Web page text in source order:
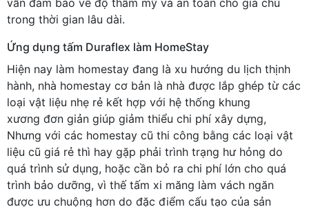
trong thời gian lâu dài.
Ứng dụng tấm Duraflex làm HomeStay
Hiện nay làm homestay đang là xu hướng du lịch thịnh
hành, nhà homestay cơ bản là nhà được lắp ghép từ các
loại vật liệu nhẹ rẻ kết hợp với hệ thống khung
xương đơn giản giúp giảm thiểu chi phí xây dựng,
Nhưng với các homestay cũ thi công bằng các loại vật
liệu cũ giá rẻ thì hay gặp phải trình trạng hư hỏng do
quá trình sử dụng, hoặc cần bỏ ra chi phí lớn cho quá
trình bảo dưỡng, vì thế tấm xi măng làm vách ngăn
được ưu chuộng hơn do đặc điểm cấu tạo của sản